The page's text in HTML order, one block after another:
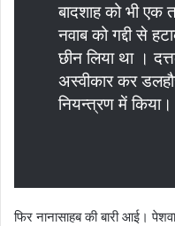
बादशाह को भी
नवाब को गद्दी से
छीन लिया था ।
अस्वीकार कर
नियन्त्रण में किया।
फिर नानासाहब की बारी आई।